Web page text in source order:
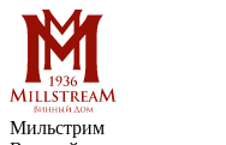
Мильстрим